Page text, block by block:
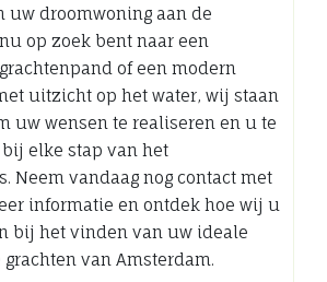
uw droomwoning aan de
op zoek bent naar een
of een modern
uitzicht op het water, wij staan
uw wensen te realiseren en u te
elke stap van het
Neem vandaag nog contact met
informatie en ontdek hoe wij u
bij het vinden van uw ideale
van Amsterdam.